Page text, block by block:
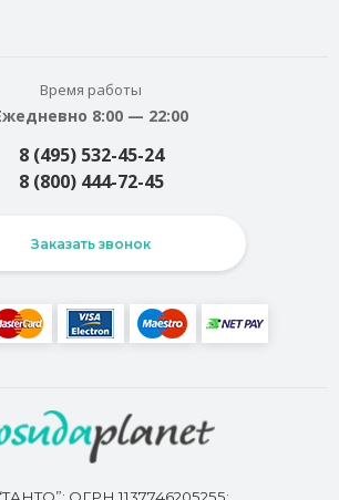
Время работы
8:00 — 22:00
8 (495) 532-45-24
8 (800) 444-72-45
Заказать звонок